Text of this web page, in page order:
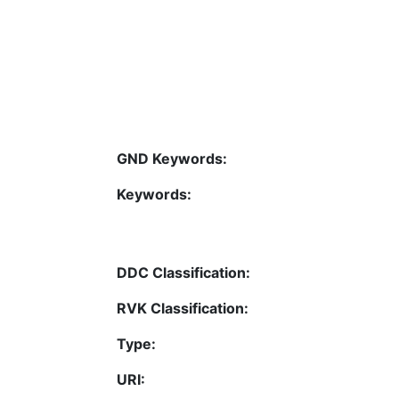
GND Keywords:
Keywords:
DDC Classification:
RVK Classification:
Type:
URI: